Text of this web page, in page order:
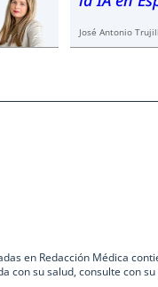
José Antonio
en Redacción Médica
con su salud, consulte con